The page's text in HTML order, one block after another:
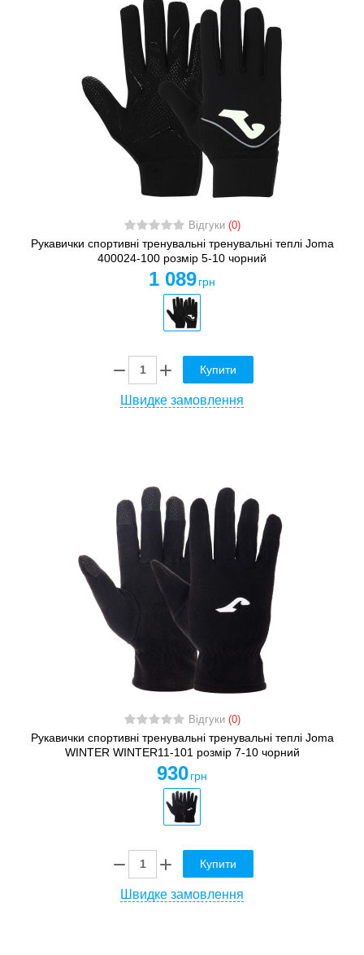
Відгуки (0)
Рукавички спортивні тренувальні тренувальні теплі Joma
400024-100 розмір 5-10 чорний
1 089 грн
Купити
Швидке замовлення
Відгуки (0)
Рукавички спортивні тренувальні тренувальні теплі Joma
WINTER WINTER11-101 розмір 7-10 чорний
930 грн
Купити
Швидке замовлення